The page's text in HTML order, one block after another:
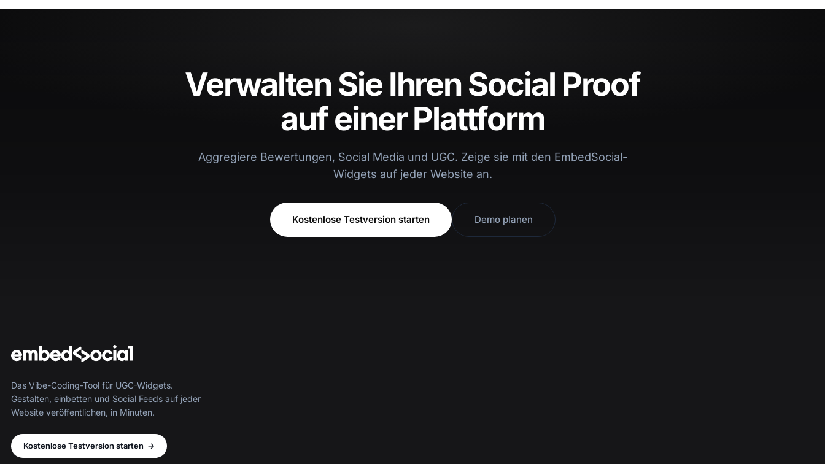
Verwalten Sie Ihren Social Proof
auf einer Plattform
Aggregiere Bewertungen, Social Media und UGC. Zeige sie mit den EmbedSocial-
Widgets auf jeder Website an.
Kostenlose Testversion starten Demo planen
Das Vibe-Coding-Tool für UGC-Widgets.
Gestalten, einbetten und Social Feeds auf jeder
Website veröffentlichen, in Minuten.
Kostenlose Testversion starten →